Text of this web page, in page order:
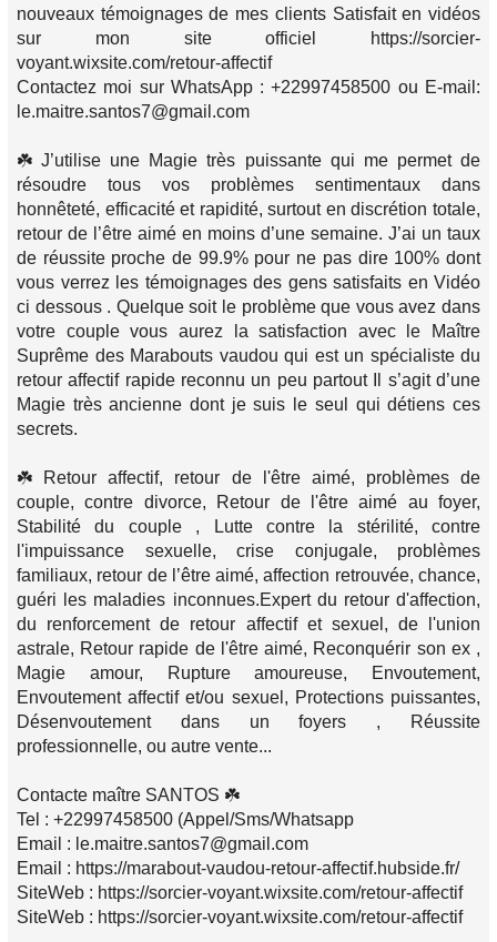
nouveaux témoignages de mes clients Satisfait en vidéos
sur mon site officiel https://sorcier-
voyant.wixsite.com/retour-affectif
Contactez moi sur WhatsApp : +22997458500 ou E-mail:
le.maitre.santos7@gmail.com
☘️ J’utilise une Magie très puissante qui me permet de
résoudre tous vos problèmes sentimentaux dans
honnêteté, efficacité et rapidité, surtout en discrétion totale,
retour de l’être aimé en moins d’une semaine. J’ai un taux
de réussite proche de 99.9% pour ne pas dire 100% dont
vous verrez les témoignages des gens satisfaits en Vidéo
ci dessous . Quelque soit le problème que vous avez dans
votre couple vous aurez la satisfaction avec le Maître
Suprême des Marabouts vaudou qui est un spécialiste du
retour affectif rapide reconnu un peu partout Il s’agit d’une
Magie très ancienne dont je suis le seul qui détiens ces
secrets.
☘️ Retour affectif, retour de l'être aimé, problèmes de
couple, contre divorce, Retour de l'être aimé au foyer,
Stabilité du couple , Lutte contre la stérilité, contre
l'impuissance sexuelle, crise conjugale, problèmes
familiaux, retour de l’être aimé, affection retrouvée, chance,
guéri les maladies inconnues.Expert du retour d'affection,
du renforcement de retour affectif et sexuel, de l'union
astrale, Retour rapide de l'être aimé, Reconquérir son ex ,
Magie amour, Rupture amoureuse, Envoutement,
Envoutement affectif et/ou sexuel, Protections puissantes,
Désenvoutement dans un foyers , Réussite
professionnelle, ou autre vente...
Contacte maître SANTOS ☘️
Tel : +22997458500 (Appel/Sms/Whatsapp
Email : le.maitre.santos7@gmail.com
Email : https://marabout-vaudou-retour-affectif.hubside.fr/
SiteWeb : https://sorcier-voyant.wixsite.com/retour-affectif
SiteWeb : https://sorcier-voyant.wixsite.com/retour-affectif